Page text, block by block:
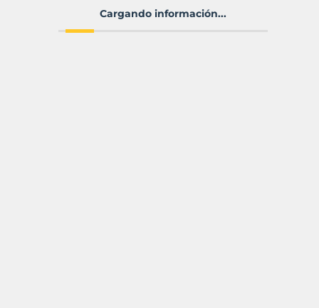
Cargando información...